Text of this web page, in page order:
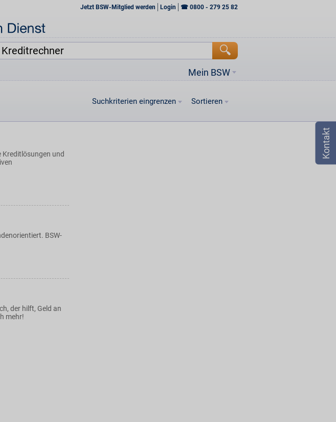
Jetzt BSW-Mitglied werden Login ☎ 0800 - 279 25 82
Mein BSW
Suchkriterien eingrenzen Sortieren
Kreditlösungen und
BSW-
der hilft, Geld an
mehr!